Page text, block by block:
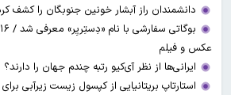
دانشمندان راز آبشار خونین جنوبگان را کشف
عکس و فیلم
ایرانی‌ها از نظر آی‌کیو رتبه چندم جهان را دارند؟
استارتاپ بریتانیایی از کپسول زیست زیرآبی